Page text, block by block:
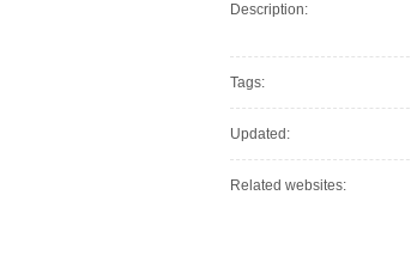
Description:
Tags:
Updated:
Related websites: